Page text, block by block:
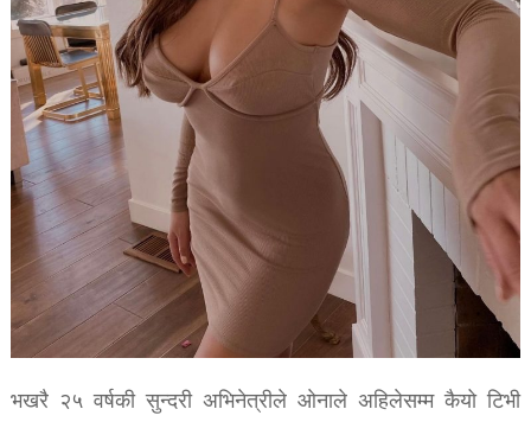
भखरै २५ वर्षकी सुन्दरी अभिनेत्रीले ओनाले अहिलेसम्म कैयो टिभी